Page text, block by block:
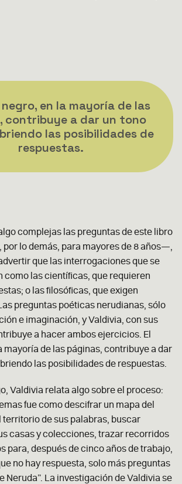
en la mayoría de las
contribuye a dar un tono
las posibilidades de
respuestas.
complejas las preguntas de este libro
lo demás, para mayores de 8 años—,
que las interrogaciones que se
como las científicas, que requieren
o las filosóficas, que exigen
preguntas poéticas nerudianas, sólo
e imaginación, y Valdivia, con sus
a hacer ambos ejercicios. El
mayoría de las páginas, contribuye a dar
las posibilidades de respuestas.
Valdivia relata algo sobre el proceso:
fue como descifrar un mapa del
territorio de sus palabras, buscar
casas y colecciones, trazar recorridos
para, después de cinco años de trabajo,
no hay respuesta, solo más preguntas
Neruda”. La investigación de Valdivia se